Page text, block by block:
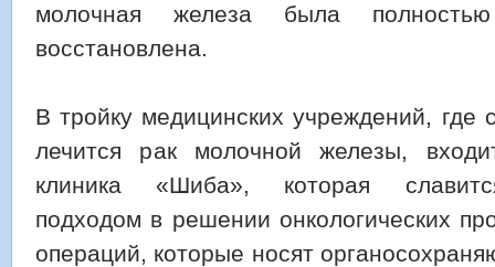
молочная железа была
восстановлена.
В тройку медицинских учреждений, где
лечится рак молочной железы,
клиника «Шиба», которая
подходом в решении онкологических
операций, которые носят